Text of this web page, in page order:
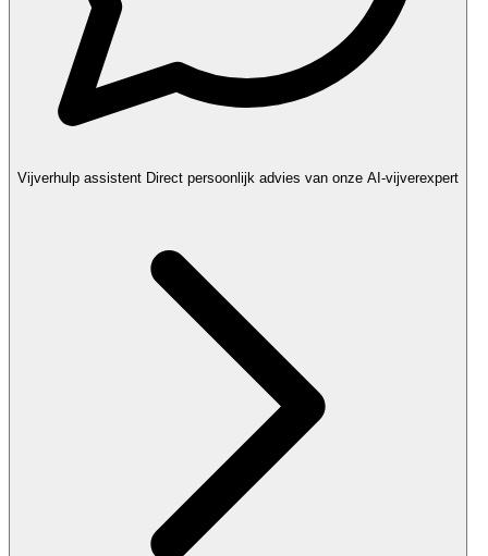
Vijverhulp assistent Direct persoonlijk advies van onze AI-vijverexpert